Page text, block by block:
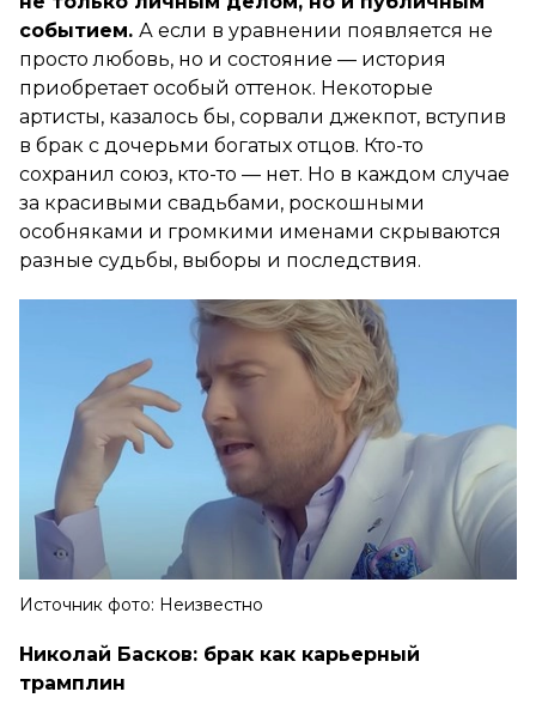
событием. А если в уравнении появляется не
просто любовь, но и состояние — история
приобретает особый оттенок. Некоторые
артисты, казалось бы, сорвали джекпот, вступив
в брак с дочерьми богатых отцов. Кто-то
сохранил союз, кто-то — нет. Но в каждом случае
за красивыми свадьбами, роскошными
особняками и громкими именами скрываются
разные судьбы, выборы и последствия.
Источник фото: Неизвестно
Николай Басков: брак как карьерный
трамплин